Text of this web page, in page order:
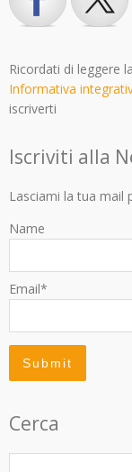
Ricordati di leggere
Informativa
iscriverti
Iscriviti alla
Lasciami la tua mail
Name
Email*
Cerca